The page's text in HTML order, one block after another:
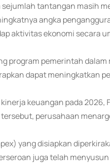
tantangan masih
angka
aktivitas ekonomi secara
program pemerintah
dapat meningkatkan
keuangan pada 2026,
perusahaan
yang disiapkan
juga telah